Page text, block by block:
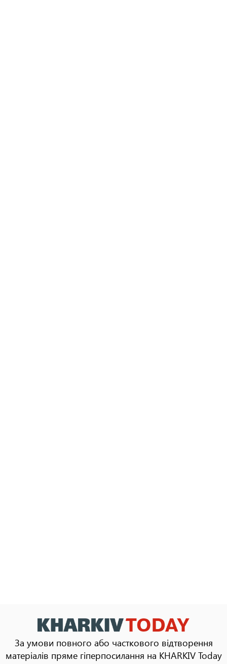
За умови повного або часткового відтворення
матеріалів пряме гіперпосилання на KHARKIV Today